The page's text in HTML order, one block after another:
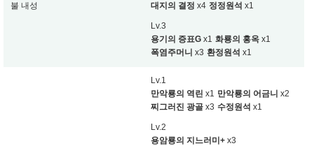
불 내성
대지의 결정 x4 정정원석 x1
Lv.3
용기의 증표G x1 화룡의 홍옥 x1
폭염주머니 x3 환정원석 x1
Lv.1
만악룡의 역린 x1 만악룡의 어금니 x2
찌그러진 광골 x3 수정원석 x1
Lv.2
용암룡의 지느러미+ x3